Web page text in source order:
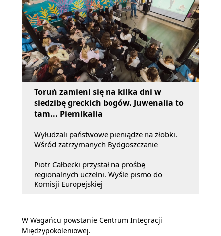
Toruń zamieni się na kilka dni w
siedzibę greckich bogów. Juwenalia to
tam... Piernikalia
Wyłudzali państwowe pieniądze na żłobki.
Wśród zatrzymanych Bydgoszczanie
Piotr Całbecki przystał na prośbę
regionalnych uczelni. Wyśle pismo do
Komisji Europejskiej
W Wagańcu powstanie Centrum Integracji
Międzypokoleniowej.